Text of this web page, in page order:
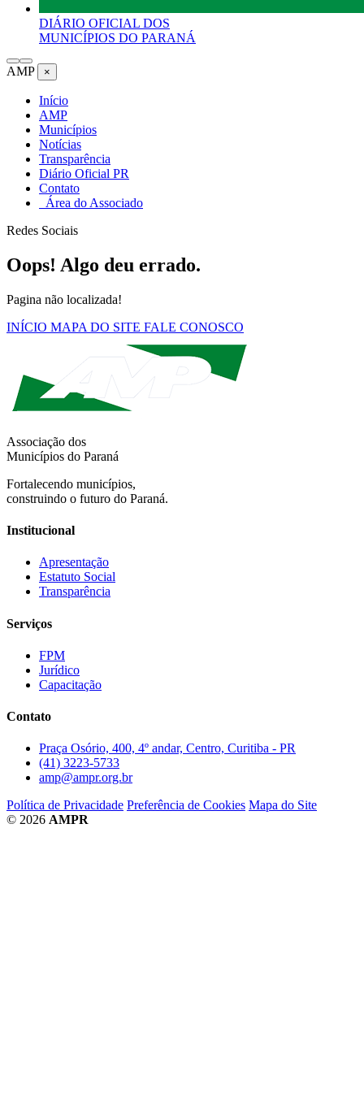
DIÁRIO OFICIAL DOS
MUNICÍPIOS DO PARANÁ
AMP ×
Início
AMP
Municípios
Notícias
Transparência
Diário Oficial PR
Contato
Área do Associado
Redes Sociais
Oops! Algo deu errado.
Pagina não localizada!
INÍCIO MAPA DO SITE FALE CONOSCO
Associação dos
Municípios do Paraná
Fortalecendo municípios,
construindo o futuro do Paraná.
Institucional
Apresentação
Estatuto Social
Transparência
Serviços
FPM
Jurídico
Capacitação
Contato
Praça Osório, 400, 4º andar, Centro, Curitiba - PR
(41) 3223-5733
amp@ampr.org.br
Política de Privacidade Preferência de Cookies Mapa do Site
© 2026 AMPR